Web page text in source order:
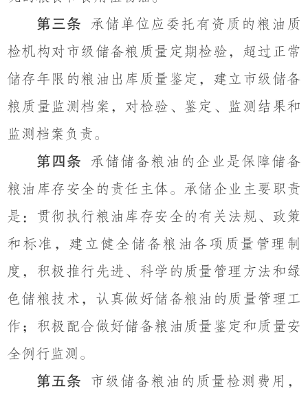
第三条
承储单位应委托有资质的粮油质
检机构对市级储备粮质量定期检验， 超过正常
储存年限的粮油出库质量鉴定，建立市级储备
粮质量监测档案，对检验、鉴定、监测结果和
监测档案负责。
第四条
承储储备粮油的企业是保障储备
粮油 库存 安全的责任主体。承储企业主要职责
是：贯彻执行粮油 库存安全的有关法规、政策
和标准，建立健全储备粮油各项质量管理制
度，积极推行先进、科学的质量管理方法和绿
色储粮 技术，认真做好储备粮油的质量管理工
作；积极配合做好储备粮油质量鉴定和质量安
全例行监测 。
第五条
市级储备粮油的质量检测 费用，